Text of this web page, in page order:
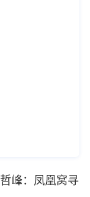
峰：凤凰窝寻